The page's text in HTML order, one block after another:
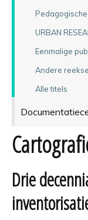
URBAN
Eenmalige
Andere
Alle titels
Drie